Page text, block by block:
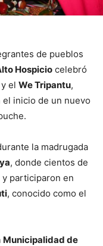
de pueblos
Hospicio celebró
y el We Tripantu,
inicio de un nuevo
la madrugada
, donde cientos de
participaron en
, conocido como el
Municipalidad de